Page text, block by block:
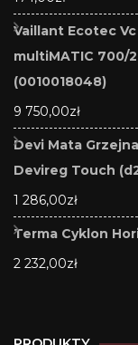
Vaillant Ecotec Vc
multiMATIC 700/
(0010018048)
9 750,00zł
Devi Mata
Devireg Touch
1 286,00zł
Terma Cyklon
2 232,00zł